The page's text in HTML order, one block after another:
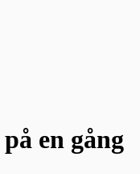
på en gång